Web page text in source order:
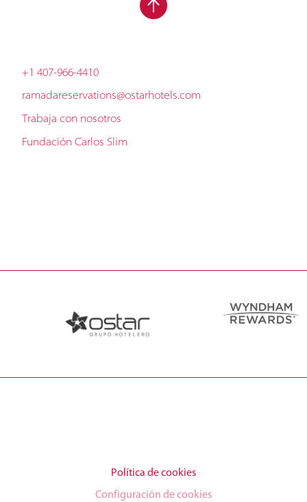
+1 407-966-4410
ramadareservations@ostarhotels.com
Trabaja con nosotros
Fundación Carlos Slim
Política de cookies
Configuración de cookies